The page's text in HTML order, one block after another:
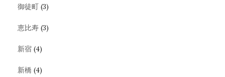
御徒町 (3)
恵比寿 (3)
新宿 (4)
新橋 (4)